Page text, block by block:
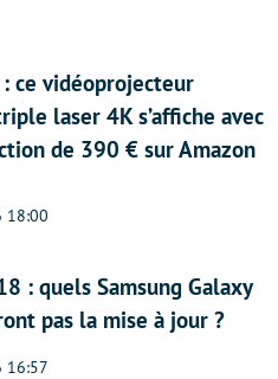
ce vidéoprojecteur
laser 4K s’affiche avec
de 390 € sur Amazon
18:00
: quels Samsung Galaxy
pas la mise à jour ?
16:57